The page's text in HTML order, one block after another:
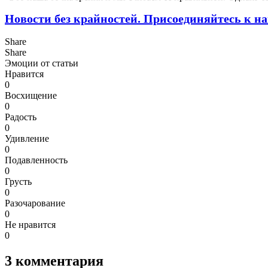
Новости без крайностей. Присоединяйтесь к
Share
Share
Эмоции от статьи
Нравится
0
Восхищение
0
Радость
0
Удивление
0
Подавленность
0
Грусть
0
Разочарование
0
Не нравится
0
3 комментария